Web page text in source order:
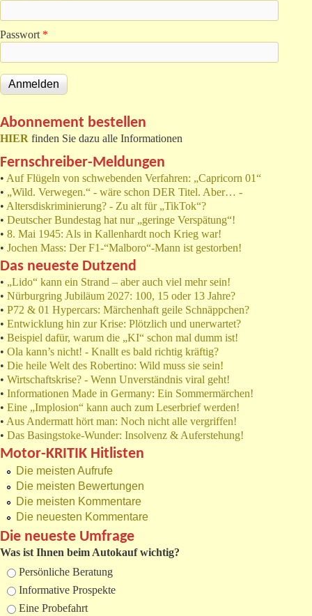
Passwort *
Abonnement bestellen
HIER finden Sie dazu alle Informationen
Fernschreiber-Meldungen
• Auf Flügeln von schwebenden Verfahren: „Capricorn 01“
• „Wild. Verwegen.“ - wäre schon DER Titel. Aber… -
• Altersdiskriminierung? - Zu alt für „TikTok“?
• Deutscher Bundestag hat nur „geringe Verspätung“!
• 8. Mai 1945: Als in Kallenhardt noch Krieg war!
• Jochen Mass: Der F1-“Malboro“-Mann ist gestorben!
Das neueste Dutzend
• „Lido“ kann ein Strand – aber auch viel mehr sein!
• Nürburgring Jubiläum 2027: 100, 15 oder 13 Jahre?
• P72 & 01 Hypercars: Märchenhaft geile Schnäppchen?
• Entwicklung hin zur Krise: Plötzlich und unerwartet?
• Beispiel dafür, warum die „KI“ schon mal dumm ist!
• Ola kann’s nicht! - Knallt es bald richtig kräftig?
• Die heile Welt des Robertino: Wild muss sie sein!
• Wirtschaftskrise? - Wenn Unverständnis viral geht!
• Informationen Made in Germany: Ein Sommermärchen!
• Eine „Implosion“ kann auch zum Leserbrief werden!
• Aus Andermatt hört man: Noch nicht alle vergriffen!
• Das Basingstoke-Wunder: Insolvenz & Auferstehung!
Motor-KRITIK Hitlisten
Die meisten Aufrufe
Die meisten Bewertungen
Die meisten Kommentare
Die neuesten Kommentare
Die neueste Umfrage
Was ist Ihnen beim Autokauf wichtig?
Auswahlmöglichkeiten
Persönliche Beratung
Informative Prospekte
Eine Probefahrt